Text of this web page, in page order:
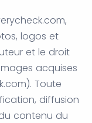
logos et
et le droit
acquises
Toute
diffusion
contenu du